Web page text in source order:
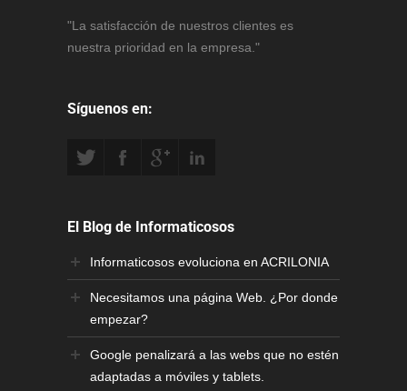
"La satisfacción de nuestros clientes es
nuestra prioridad en la empresa."
Síguenos en:
El Blog de Informaticosos
Informaticosos evoluciona en ACRILONIA
Necesitamos una página Web. ¿Por donde
empezar?
Google penalizará a las webs que no estén
adaptadas a móviles y tablets.